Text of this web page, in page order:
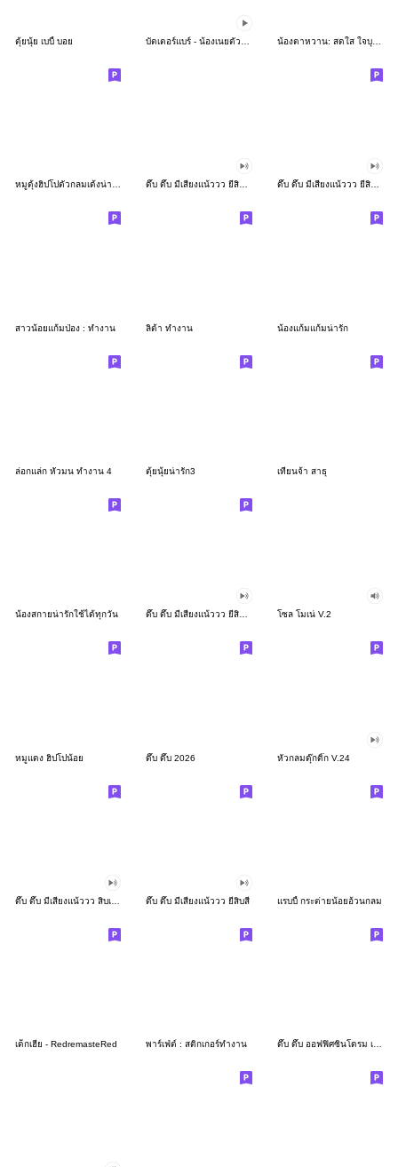
ตุ้ยนุ้ย เบบี้ บอย น้องตาหวาน: สดใส ใจบุญ (สีพาสเทล)
หมูดุ้งฮิปโปตัวกลมเด้งน่ารัก ดึ๊บ ดึ๊บ มีเสียงแน้ววว ยี่สิบเจ็ด ดึ๊บ ดึ๊บ มีเสียงแน้ววว ยี่สิบหก
สาวน้อยแก้มป่อง : ทำงาน ลิต้า ทำงาน น้องแก้มแก้มน่ารัก
ล่อกแล่ก หัวมน ทำงาน 4 ตุ้ยนุ้ยน่ารัก3 เทียนจ้า สาธุ
น้องสกายน่ารักใช้ได้ทุกวัน ดึ๊บ ดึ๊บ มีเสียงแน้ววว ยี่สิบสอง โซล โมเน่ V.2
หมูแดง ฮิปโปน้อย ดึ๊บ ดึ๊บ 2026 หัวกลมดุ๊กดิ๊ก V.24
ดึ๊บ ดึ๊บ มีเสียงแน้ววว ยี่สิบสี่ แรบบี้ กระต่ายน้อยอ้วนกลม
เด็กเฮีย - RedremasteRed พาร์เฟ่ต์ : สติกเกอร์ทำงาน ดึ๊บ ดึ๊บ ออฟฟิศซินโดรม เจ็ด